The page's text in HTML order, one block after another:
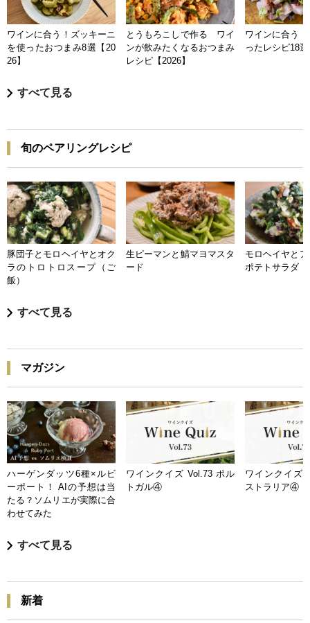
ワインに合う！ズッキーニ
を使ったおつまみ8選【20
26】
とうもろこしで作る ワイ
ンが飲みたくなるおつまみ
レシピ【2026】
ワインに合う
ったレシピ18
すべて見る
旬のペアリングレシピ
豚団子とモロヘイヤとオク
ラのトロトロスープ（ご
飯）
生ピーマンと鯖マヨマスタ
ード
モロヘイヤと
ポテトサラダ
すべて見る
マガジン
ハーゲンダッツ6種×ルビ
ーポート！ AIの予想は当
たる？ソムリエが実際に合
わせてみた
ワインクイズ Vol.73 ポル
トガル④
ワインクイズ
ストラリア④
すべて見る
新着